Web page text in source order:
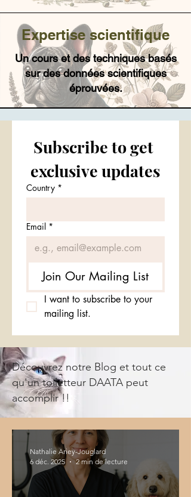
Expertise scientifique
Un cours et des techniques basés
sur des données scientifiques
éprouvées.
Subscribe to get
exclusive updates
Country *
Email *
Join Our Mailing List
I want to subscribe to your
mailing list.
Découvrez notre Blog et tout ce
qu'un toiletteur DAATA peut
accomplir !!
Nathalie Ariey-Jouglard
6 déc. 2025
2 min de lecture